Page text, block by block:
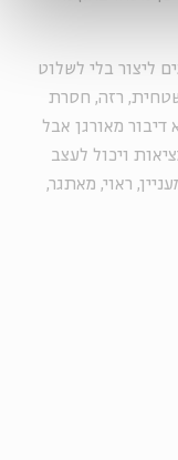
ליצור בלי לשלוט
רזה, חסרת
מאורגן אבל
ויכול לעצב
ראוי, מאתגר,